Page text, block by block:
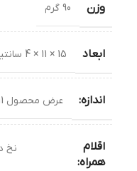
وزن 90 گرم
ابعاد 15 × 11 × 4 سانتیمتر
اندازه: عرض محصول 11 سانتی متر میباشد
اقلام
همراه:
نخ